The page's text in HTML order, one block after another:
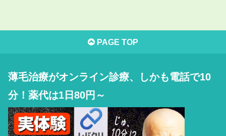
PAGE TOP
薄毛治療がオンライン診療、しかも電話で10
分！薬代は1日80円～